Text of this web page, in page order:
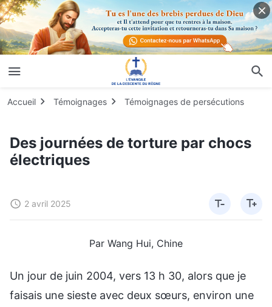
Accueil Témoignages Témoignages de persécutions
Des journées de torture par chocs
électriques
2 avril 2025
Par Wang Hui, Chine
Un jour de juin 2004, vers 13 h 30, alors que je
faisais une sieste avec deux sœurs, environ une